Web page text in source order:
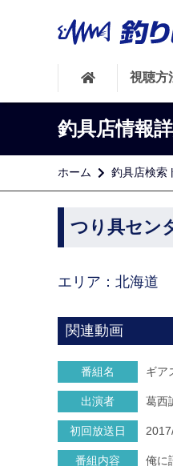
視聴方
釣具店情報
ホーム 釣具店検索
つり具セン
エリア：北海道
関連動画
番組名 ギア
出演者 葛西
初回放送日
番組内容
俺に